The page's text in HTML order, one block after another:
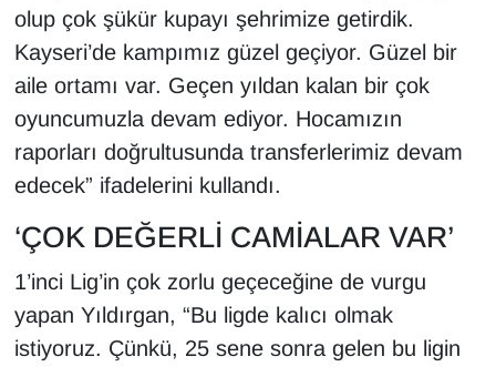
olup çok şükür kupayı şehrimize getirdik.
Kayseri’de kampımız güzel geçiyor. Güzel bir
aile ortamı var. Geçen yıldan kalan bir çok
oyuncumuzla devam ediyor. Hocamızın
raporları doğrultusunda transferlerimiz devam
edecek” ifadelerini kullandı.
‘ÇOK DEĞERLİ CAMİALAR VAR’
1’inci Lig’in çok zorlu geçeceğine de vurgu
yapan Yıldırgan, “Bu ligde kalıcı olmak
istiyoruz. Çünkü, 25 sene sonra gelen bu ligin
POLİTİKA
Resmi İlanlar
RÖPORTAJ
Seri İlan
Sinema - TV